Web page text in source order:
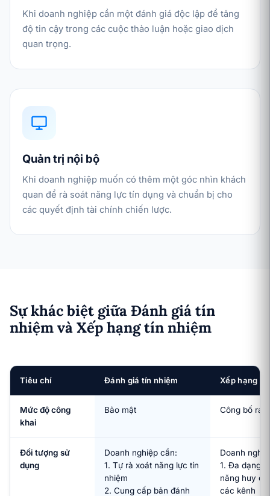
Khi doanh nghiệp cần một đánh giá độc lập để tăng
độ tin cậy trong các cuộc thảo luận hoặc giao dịch
quan trọng.
Quản trị nội bộ
Khi doanh nghiệp muốn có thêm một góc nhìn khách
quan để rà soát năng lực tín dụng và chuẩn bị cho
các quyết định tài chính chiến lược.
Sự khác biệt giữa Đánh giá tín
nhiệm và Xếp hạng tín nhiệm
Tiêu chí Đánh giá tín nhiệm Xếp hạng
Mức độ công
khai
Bảo mật Công bố ra
Đối tượng sử
dụng
Doanh nghiệp cần:
1. Tự rà xoát năng lực tín
nhiệm
2. Cung cấp bản đánh
Doanh
1. Đa dạng
năng huy
các kênh